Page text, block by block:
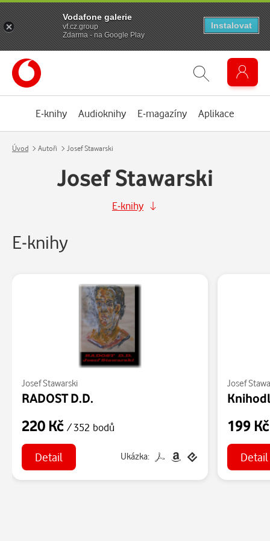
E-knihy Audioknihy E-magazíny Aplikace
Úvod Autoři Josef Stawarski
Josef Stawarski
E-knihy
E-knihy
Josef Stawarski
RADOST D.D.
220 Kč / 352 bodů
Detail Ukázka:
Josef
199
Detail
Vodafone galerie
vf.cz.group
Zdarma - na Google Play
Instalovat